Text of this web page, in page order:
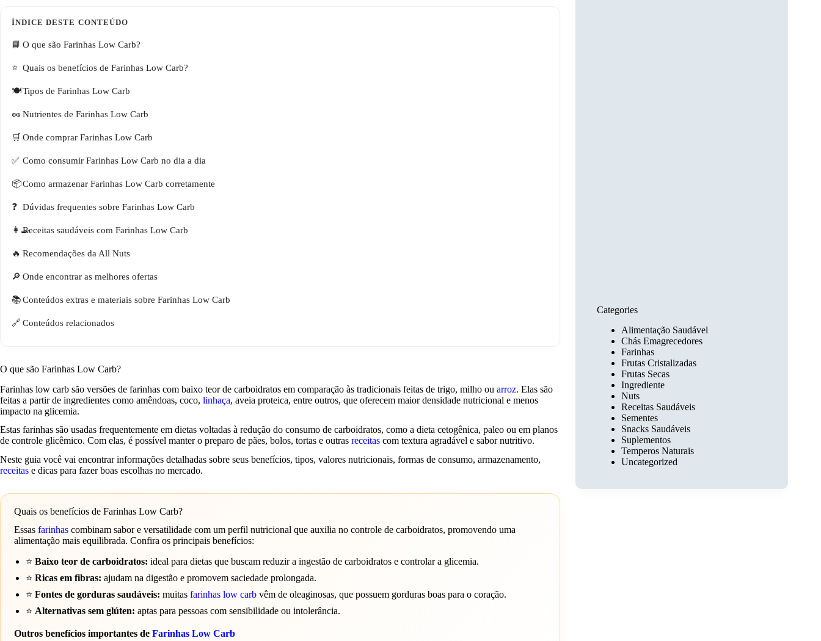
O que são Farinhas Low Carb?
Quais os benefícios de Farinhas Low Carb?
Tipos de Farinhas Low Carb
Nutrientes de Farinhas Low Carb
Onde comprar Farinhas Low Carb
Como consumir Farinhas Low Carb no dia a dia
Como armazenar Farinhas Low Carb corretamente
Dúvidas frequentes sobre Farinhas Low Carb
Receitas saudáveis com Farinhas Low Carb
Recomendações da All Nuts
Onde encontrar as melhores ofertas
Conteúdos extras e materiais sobre Farinhas Low Carb
Conteúdos relacionados
O que são Farinhas Low Carb?
Farinhas low carb são versões de farinhas com baixo teor de carboidratos em comparação às tradicionais feitas de trigo, milho ou arroz. Elas são
feitas a partir de ingredientes como amêndoas, coco, linhaça, aveia proteica, entre outros, que oferecem maior densidade nutricional e menos
impacto na glicemia.
Estas farinhas são usadas frequentemente em dietas voltadas à redução do consumo de carboidratos, como a dieta cetogênica, paleo ou em planos
de controle glicêmico. Com elas, é possível manter o preparo de pães, bolos, tortas e outras receitas com textura agradável e sabor nutritivo.
Neste guia você vai encontrar informações detalhadas sobre seus benefícios, tipos, valores nutricionais, formas de consumo, armazenamento,
receitas e dicas para fazer boas escolhas no mercado.
Quais os benefícios de Farinhas Low Carb?
Essas farinhas combinam sabor e versatilidade com um perfil nutricional que auxilia no controle de carboidratos, promovendo uma
alimentação mais equilibrada. Confira os principais benefícios:
⭐Baixo teor de carboidratos: ideal para dietas que buscam reduzir a ingestão de carboidratos e controlar a glicemia.
⭐Ricas em fibras: ajudam na digestão e promovem saciedade prolongada.
⭐Fontes de gorduras saudáveis: muitasfarinhas low carb vêm de oleaginosas, que possuem gorduras boas para o coração.
⭐ Alternativas sem glúten: aptas para pessoas com sensibilidade ou intolerância.
Outros benefícios importantes de Farinhas Low Carb
Categories
Alimentação Saudável
Chás Emagrecedores
Farinhas
Frutas Cristalizadas
Frutas Secas
Ingrediente
Nuts
Receitas Saudáveis
Sementes
Snacks Saudáveis
Suplementos
Temperos Naturais
Uncategorized